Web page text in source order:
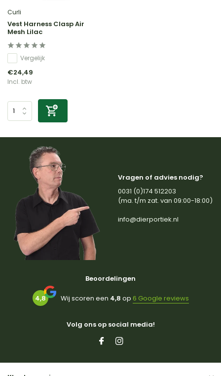
Curli
Vest Harness Clasp Air
Mesh Lilac
Vergelijk
€24,49
Incl. btw
Vragen of advies nodig?
0031 (0)174 512203
(ma. t/m zat. van 09:00-18:00)
info@dierportiek.nl
Beoordelingen
4,8 Wij scoren een 4,8 op 6 Google reviews
Volg ons op social media!